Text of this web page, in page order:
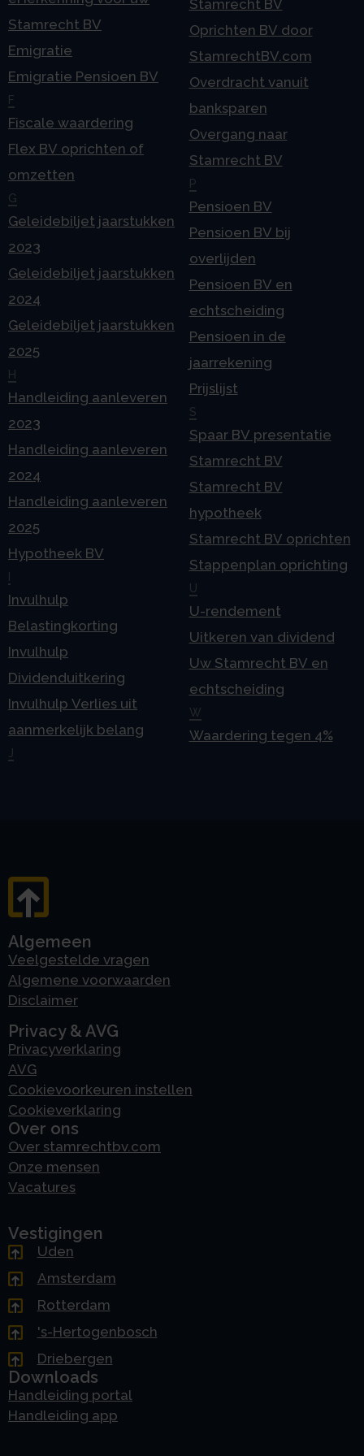
Stamrecht BV
Emigratie
Emigratie Pensioen BV
F
Fiscale waardering
Flex BV oprichten of
omzetten
G
Geleidebiljet jaarstukken
2023
Geleidebiljet jaarstukken
2024
Geleidebiljet jaarstukken
2025
H
Handleiding aanleveren
2023
Handleiding aanleveren
2024
Handleiding aanleveren
2025
Hypotheek BV
Invulhulp
Belastingkorting
Invulhulp
Dividenduitkering
Invulhulp Verlies uit
aanmerkelijk belang
J
Stamrecht BV
Oprichten BV door
StamrechtBV.com
Overdracht vanuit
banksparen
Overgang naar
Stamrecht BV
P
Pensioen BV
Pensioen BV bij
overlijden
Pensioen BV en
echtscheiding
Pensioen in de
jaarrekening
Prijslijst
S
Spaar BV presentatie
Stamrecht BV
Stamrecht BV
hypotheek
Stamrecht BV oprichten
Stappenplan oprichting
U
U-rendement
Uitkeren van dividend
Uw Stamrecht BV en
echtscheiding
W
Waardering tegen 4%
Algemeen
Veelgestelde vragen
Algemene voorwaarden
Disclaimer
Privacy & AVG
Privacyverklaring
AVG
Cookievoorkeuren instellen
Cookieverklaring
Over ons
Over stamrechtbv.com
Onze mensen
Vacatures
Vestigingen
Uden
Amsterdam
Rotterdam
's-Hertogenbosch
Driebergen
Downloads
Handleiding portal
Handleiding app